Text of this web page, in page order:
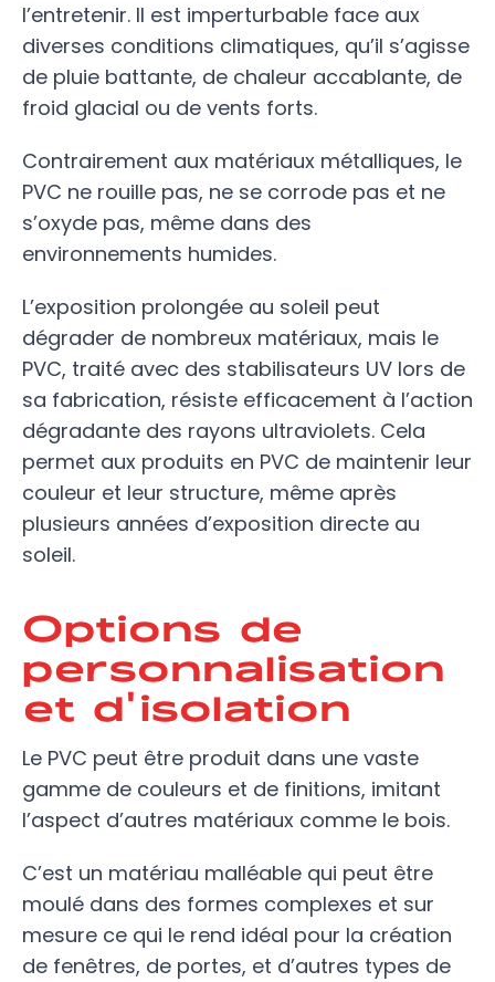
l’entretenir. Il est imperturbable face aux
diverses conditions climatiques, qu’il s’agisse
de pluie battante, de chaleur accablante, de
froid glacial ou de vents forts.
Contrairement aux matériaux métalliques, le
PVC ne rouille pas, ne se corrode pas et ne
s’oxyde pas, même dans des
environnements humides.
L’exposition prolongée au soleil peut
dégrader de nombreux matériaux, mais le
PVC, traité avec des stabilisateurs UV lors de
sa fabrication, résiste efficacement à l’action
dégradante des rayons ultraviolets. Cela
permet aux produits en PVC de maintenir leur
couleur et leur structure, même après
plusieurs années d’exposition directe au
soleil.
Options de
personnalisation
et d'isolation
Le PVC peut être produit dans une vaste
gamme de couleurs et de finitions, imitant
l’aspect d’autres matériaux comme le bois.
C’est un matériau malléable qui peut être
moulé dans des formes complexes et sur
mesure ce qui le rend idéal pour la création
de fenêtres, de portes, et d’autres types de